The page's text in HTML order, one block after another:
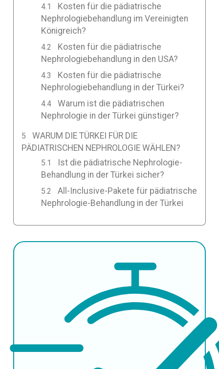
Kosten für die pädiatrische
Nephrologiebehandlung im Vereinigten
Königreich?
Kosten für die pädiatrische
Nephrologiebehandlung in den USA?
Kosten für die pädiatrische
Nephrologiebehandlung in der Türkei?
Warum ist die pädiatrischen
Nephrologie in der Türkei günstiger?
WARUM DIE TÜRKEI FÜR DIE
PÄDIATRISCHEN NEPHROLOGIE WÄHLEN?
Ist die pädiatrische Nephrologie-
Behandlung in der Türkei sicher?
All-Inclusive-Pakete für pädiatrische
Nephrologie-Behandlung in der Türkei